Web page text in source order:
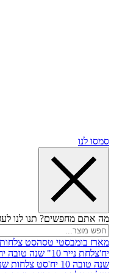
תנו לנו לעזור לכם
טסה
יח'
צלחת נייר 8" שנה טובה 10 יח'
סט צלחות שנה טובה לבן זהב "10+"7